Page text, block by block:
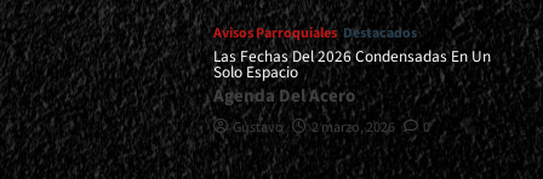
Avisos Parroquiales Destacados
Las Fechas Del 2026 Condensadas En Un
Solo Espacio
Agenda Del Acero
Gustavo 2 marzo, 2026 0